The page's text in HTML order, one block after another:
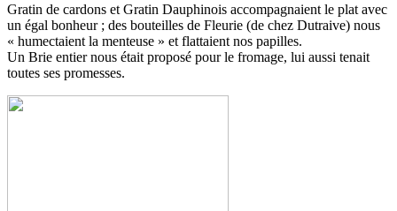
Gratin de cardons et Gratin Dauphinois accompagnaient le plat avec
un égal bonheur ; des bouteilles de Fleurie (de chez Dutraive) nous
« humectaient la menteuse » et flattaient nos papilles.
Un Brie entier nous était proposé pour le fromage, lui aussi tenait
toutes ses promesses.